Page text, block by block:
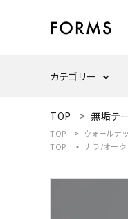
カテゴリー
テーブ
ウッド
ACCOUNT MENU
ようこそ ゲスト 様
TOP 無垢テ
TOP
ウォールナ
TOP
ナラ/オーク